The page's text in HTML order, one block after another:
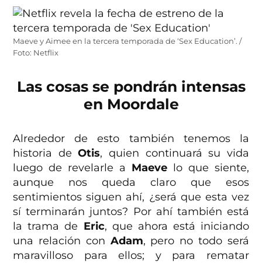
Maeve y Aimee en la tercera temporada de ‘Sex Education’. /
Foto: Netflix
Las cosas se pondrán intensas
en Moordale
Alrededor de esto también tenemos la
historia deOtis, quien continuará su vida
luego de revelarle a Maevelo que siente,
aunque nos queda claro que esos
sentimientos siguen ahí, ¿será que esta vez
sí terminarán juntos? Por ahí también está
la trama de Eric, que ahora está iniciando
una relación con Adam, pero no todo será
maravilloso para ellos; y para rematar